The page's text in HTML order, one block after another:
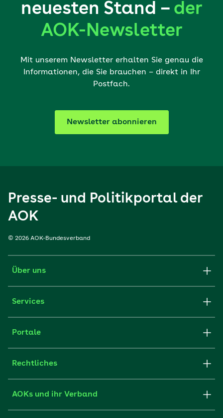
neuesten Stand – der
AOK-Newsletter
Mit unserem Newsletter erhalten Sie genau die
Informationen, die Sie brauchen – direkt in Ihr
Postfach.
Newsletter abonnieren
Presse- und Politikportal der
AOK
© 2026 AOK-Bundesverband
Über uns
Services
Portale
Rechtliches
AOKs und ihr Verband